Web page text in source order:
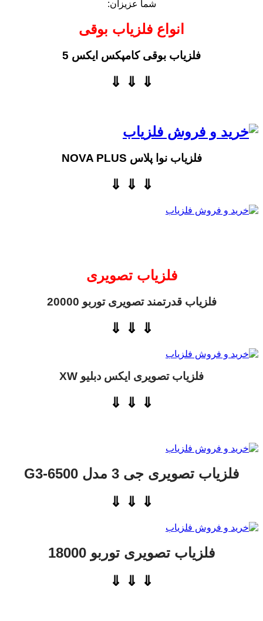
شما عزیزان:
انواع فلزیاب بوقی
فلزیاب بوقی کامپکس ایکس 5
⇓ ⇓ ⇓
فلزیاب نوا پلاس NOVA PLUS
⇓ ⇓ ⇓
فلزیاب تصویری
فلزیاب قدرتمند تصویری توربو 20000
⇓ ⇓ ⇓
فلزیاب تصویری ایکس دبلیو XW
⇓ ⇓ ⇓
فلزیاب تصویری جی 3 مدل G3-6500
⇓ ⇓ ⇓
فلزیاب تصویری توربو 18000
⇓ ⇓ ⇓